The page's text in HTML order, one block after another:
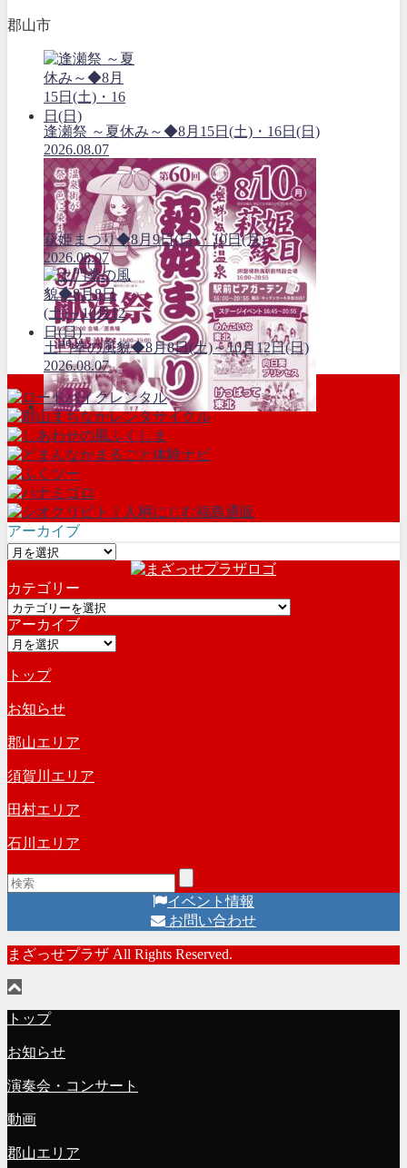
郡山市
逢瀬祭 ～夏休み～◆8月15日(土)・16日(日)
2026.08.07
萩姫まつり◆8月9日(日)・10日(月)
2026.08.07
土門拳の風貌◆8月8日(土)～10月12日(日)
2026.08.07
アーカイブ
ア
カ
イ
ブ
カテゴリー
カ
テ
ゴ
ー
アーカイブ
ア
カ
イ
ブ
トップ
お知らせ
郡山エリア
須賀川エリア
田村エリア
石川エリア
イベント情報
お問い合わせ
まざっせプラザ All Rights Reserved.
トップ
お知らせ
演奏会・コンサート
動画
郡山エリア